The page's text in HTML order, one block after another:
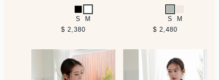
黑 白
S
M
$ 2,380
淺灰
S
M
$ 2,480